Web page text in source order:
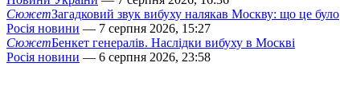
СюжетЗагадковий звук вибуху налякав Москву: що це було
Росія новини — 7 серпня 2026, 15:27
СюжетБенкет генералів. Наслідки вибуху в Москві
Росія новини — 6 серпня 2026, 23:58